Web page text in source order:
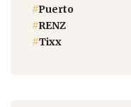
#Puerto
#RENZ
#Тixx